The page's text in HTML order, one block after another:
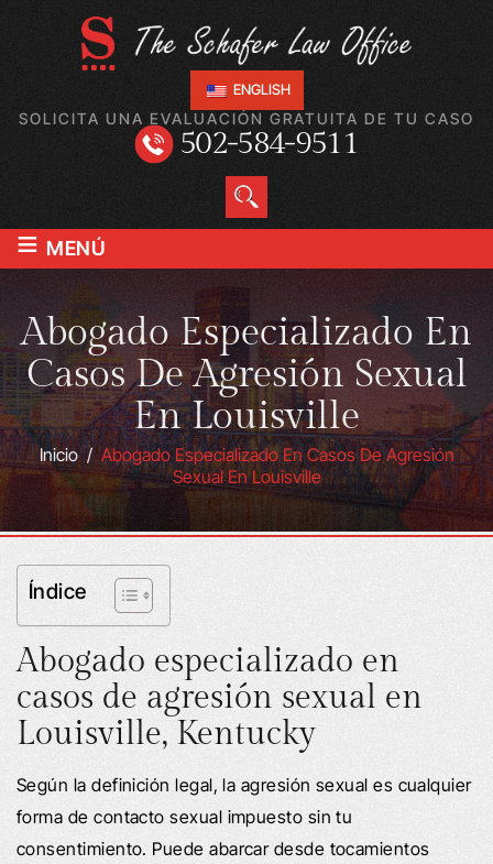
ENGLISH
SOLICITA UNA EVALUACIÓN GRATUITA DE TU CASO
502-584-9511
≡ MENÚ
Abogado Especializado En
Casos De Agresión Sexual
En Louisville
Inicio/Abogado Especializado En Casos De Agresión
Sexual En Louisville
Índice
Abogado especializado en
casos de agresión sexual en
Louisville, Kentucky
Según la definición legal, la agresión sexual es cualquier
forma de contacto sexual impuesto sin tu
consentimiento. Puede abarcar desde tocamientos